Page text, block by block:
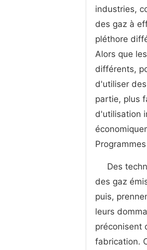
industries,
des gaz à
pléthore
Alors que
différents,
d'utiliser
partie, plus
d'utilisation
Des
des gaz
puis,
leurs
préconisent
fabrication.